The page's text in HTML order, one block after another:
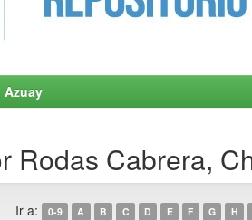
Azuay
Rodas Cabrera,
Ir a: 0-9 A B C D E F G H